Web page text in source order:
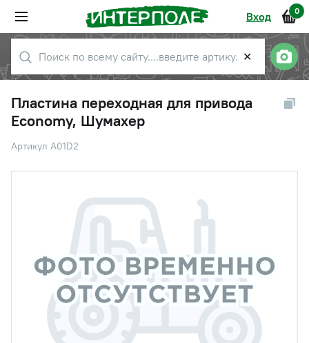
Вход 0
✕
Пластина переходная для привода
Economy, Шумахер
Артикул A01D2